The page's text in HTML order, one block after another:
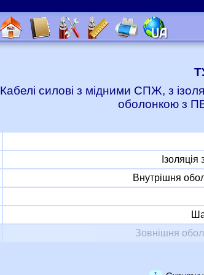
Кабелі силові з мідними СПЖ, з
оболонкою з
Внутрішня
Зовнішня